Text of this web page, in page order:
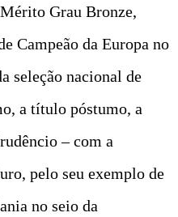
Grau Bronze,
Campeão da Europa no
seleção nacional de
a título póstumo, a
– com a
pelo seu exemplo de
no seio da